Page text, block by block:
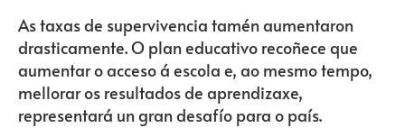
As taxas de supervivencia tamén aumentaron
drasticamente. O plan educativo recoñece que
aumentar o acceso á escola e, ao mesmo tempo,
mellorar os resultados de aprendizaxe,
representará un gran desafío para o país.